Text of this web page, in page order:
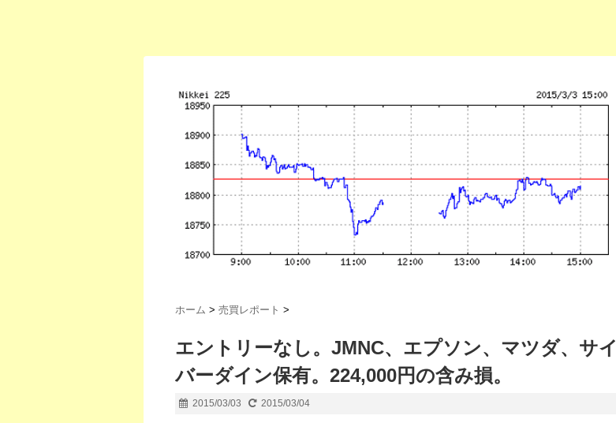
ホーム > 売買レポート >
エントリーなし。JMNC、エプソン、マツダ、サイ
バーダイン保有。224,000円の含み損。
2015/03/03 2015/03/04